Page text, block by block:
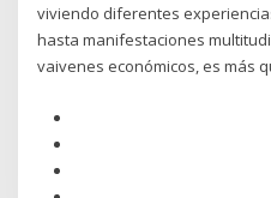
viviendo diferentes
hasta manifestaciones
vaivenes económicos, es más